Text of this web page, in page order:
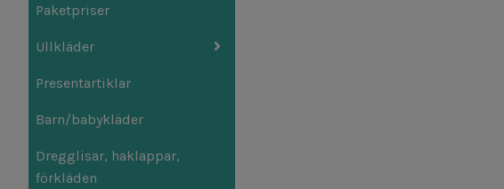
Paketpriser
Ullkläder
Presentartiklar
Barn/babykläder
Dregglisar, haklappar,
förkläden